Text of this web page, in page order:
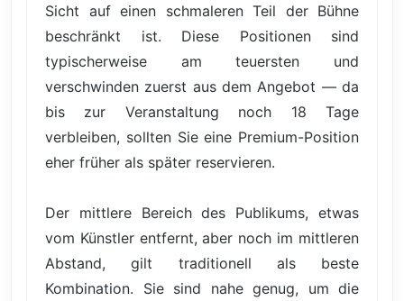
Sicht auf einen schmaleren Teil der Bühne
beschränkt ist. Diese Positionen sind
typischerweise am teuersten und
verschwinden zuerst aus dem Angebot — da
bis zur Veranstaltung noch 18 Tage
verbleiben, sollten Sie eine Premium-Position
eher früher als später reservieren.
Der mittlere Bereich des Publikums, etwas
vom Künstler entfernt, aber noch im mittleren
Abstand, gilt traditionell als beste
Kombination. Sie sind nahe genug, um die